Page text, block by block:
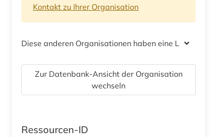
Kontakt zu Ihrer Organisation
Diese anderen Organisationen haben eine Lizenz
Zur Datenbank-Ansicht der Organisation
wechseln
Ressourcen-ID